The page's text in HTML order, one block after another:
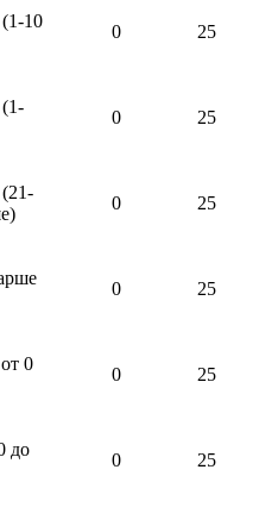
(1-10
0 25
(1-
0 25
0 25
0 25
0
0 25
до
0 25